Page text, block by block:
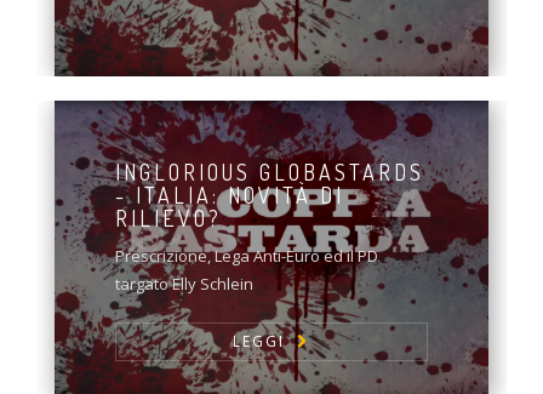
INGLORIOUS GLOBASTARDS
- ITALIA: NOVITÀ DI
RILIEVO?
Prescrizione, Lega Anti-Euro ed il PD
targato Elly Schlein
LEGGI